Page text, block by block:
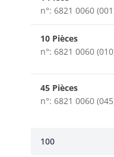
n°: 6821 0060
10 Pièces
n°: 6821 0060
45 Pièces
n°: 6821 0060
100